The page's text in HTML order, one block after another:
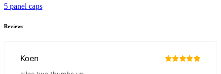
5 panel caps
Reviews